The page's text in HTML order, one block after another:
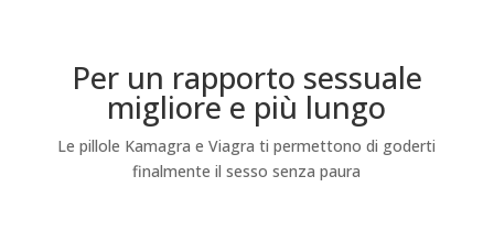
Per un rapporto sessuale
migliore e più lungo
Le pillole Kamagra e Viagra ti permettono di goderti
finalmente il sesso senza paura